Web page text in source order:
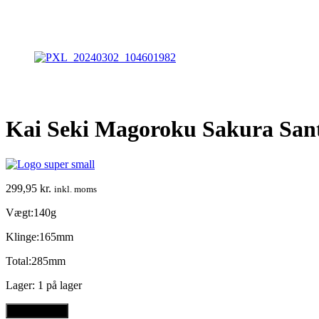
Kai Seki Magoroku Sakura
299,95 kr. inkl. moms
Vægt:140g
Klinge:165mm
Total:285mm
Lager: 1 på lager